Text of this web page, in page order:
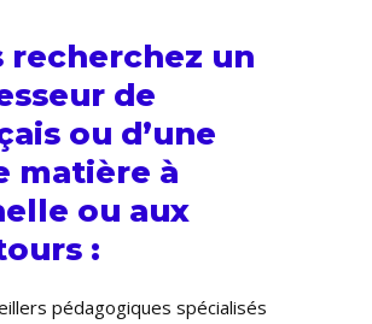
recherchez un
de
ou d’une
matière à
ou aux
:
pédagogiques spécialisés